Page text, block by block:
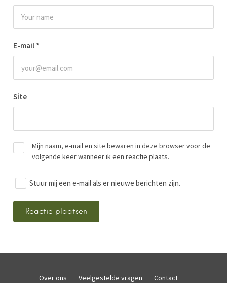
E-mail *
Site
Mijn naam, e-mail en site bewaren in deze browser voor de
volgende keer wanneer ik een reactie plaats.
Stuur mij een e-mail als er nieuwe berichten zijn.
Over ons Veelgestelde vragen
Contact